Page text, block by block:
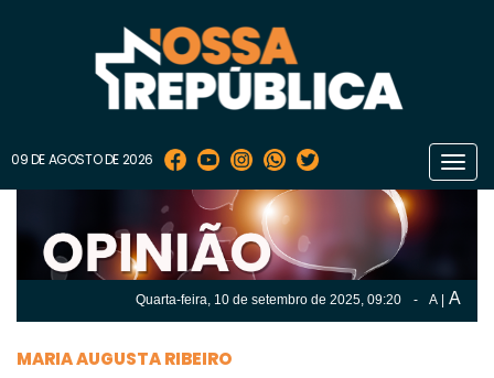
09 DE AGOSTO DE 2026
Quarta-feira, 10 de setembro de 2025, 09:20 - A A
MARIA AUGUSTA RIBEIRO